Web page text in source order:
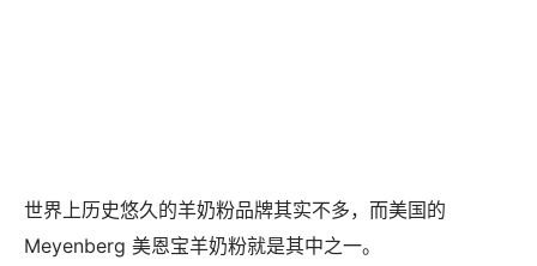
世界上历史悠久的羊奶粉品牌其实不多，而美国的
Meyenberg 美恩宝羊奶粉就是其中之一。